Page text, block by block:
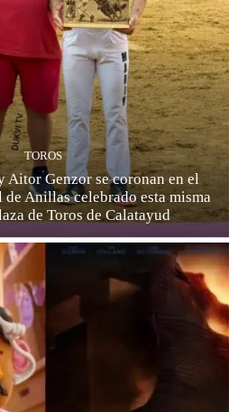
TOROS
Aitor Genzor se coronan en el
Anillas celebrado esta misma
de Toros de Calatayud